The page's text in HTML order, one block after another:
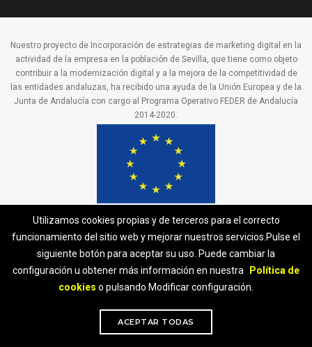
Utilizamos cookies propias y de terceros para el correcto
funcionamiento del sitio web y mejorar nuestros servicios.Pulse el
siguiente botón para aceptar su uso. Puede cambiar la
configuración u obtener más información en nuestra
Política de
cookies o pulsando Modificar configuración.
ACEPTAR TODAS
Nuestro proyecto de Incorporación de estrategias de marketing digital en la
actividad de la empresa en la población de Sevilla, que tiene como objeto
contribuir a la modernización digital y a la mejora de la competitividad de
las entidades andaluzas, ha recibido una ayuda de la Unión Europea y de la
Junta de Andalucía con cargo al Programa Operativo FEDER de Andalucía
2014-2020.